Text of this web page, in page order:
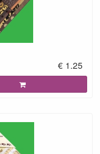
€ 1.25